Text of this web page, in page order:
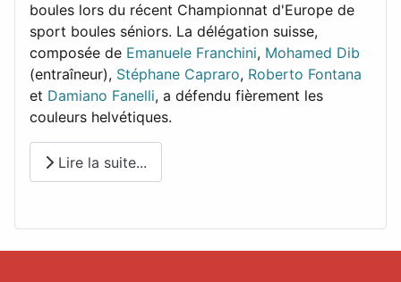
boules lors du récent Championnat d'Europe de
sport boules séniors. La délégation suisse,
composée de Emanuele Franchini, Mohamed Dib
(entraîneur), Stéphane Capraro, Roberto Fontana
et Damiano Fanelli, a défendu fièrement les
couleurs helvétiques.
Lire la suite...